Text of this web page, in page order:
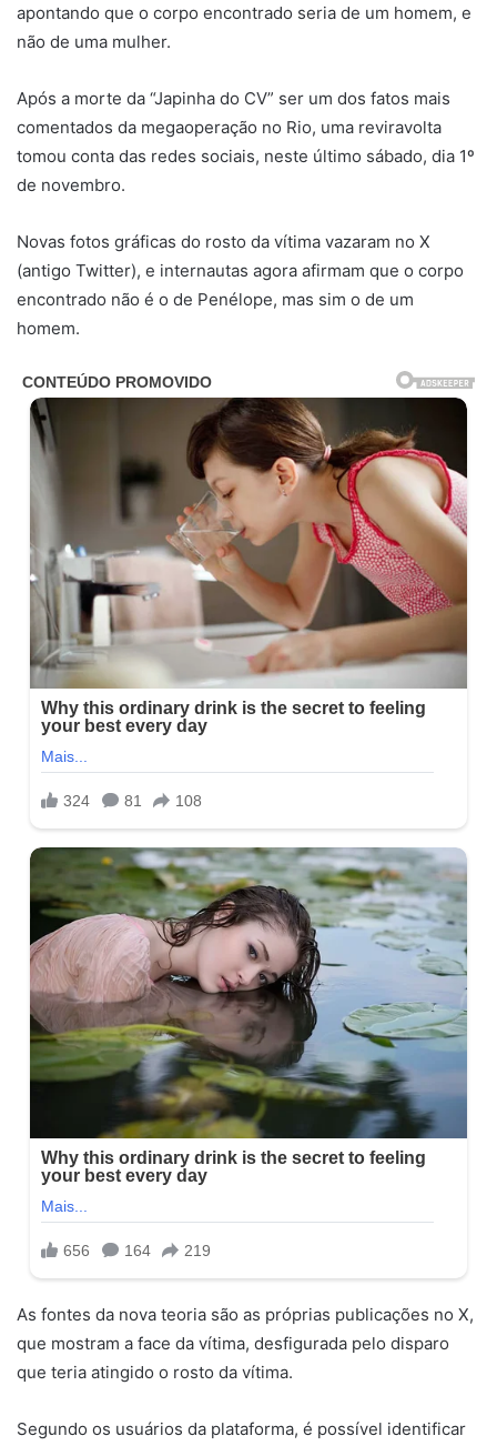
apontando que o corpo encontrado seria de um homem, e
não de uma mulher.
Após a morte da “Japinha do CV” ser um dos fatos mais
comentados da megaoperação no Rio, uma reviravolta
tomou conta das redes sociais, neste último sábado, dia 1º
de novembro.
Novas fotos gráficas do rosto da vítima vazaram no X
(antigo Twitter), e internautas agora afirmam que o corpo
encontrado não é o de Penélope, mas sim o de um
homem.
As fontes da nova teoria são as próprias publicações no X,
que mostram a face da vítima, desfigurada pelo disparo
que teria atingido o rosto da vítima.
Segundo os usuários da plataforma, é possível identificar